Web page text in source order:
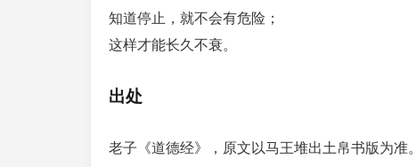
知道停止，就不会有危险；
这样才能长久不衰。
出处
老子《道德经》，原文以马王堆出土帛书版为准。